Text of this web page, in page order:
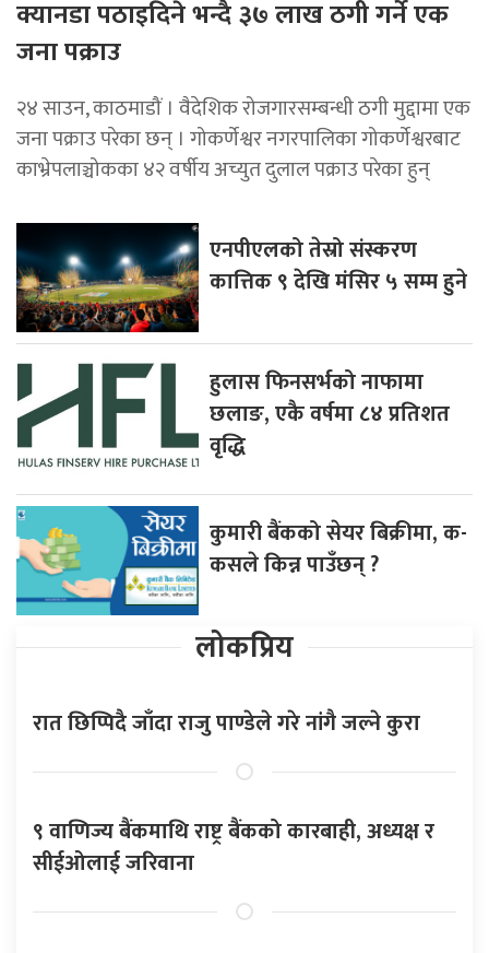
क्यानडा पठाइदिने भन्दै ३७ लाख ठगी गर्ने एक
जना पक्राउ
२४ साउन, काठमाडौं । वैदेशिक रोजगारसम्बन्धी ठगी मुद्दामा एक
जना पक्राउ परेका छन् । गोकर्णेश्वर नगरपालिका गोकर्णेश्वरबाट
काभ्रेपलाञ्चोकका ४२ वर्षीय अच्युत दुलाल पक्राउ परेका हुन्
एनपीएलको तेस्रो संस्करण
कात्तिक ९ देखि मंसिर ५ सम्म हुने
हुलास फिनसर्भको नाफामा
छलाङ, एकै वर्षमा ८४ प्रतिशत
वृद्धि
कुमारी बैंकको सेयर बिक्रीमा, क-
कसले किन्न पाउँछन् ?
लोकप्रिय
रात छिप्पिदै जाँदा राजु पाण्डेले गरे नांगै जल्ने कुरा
९ वाणिज्य बैंकमाथि राष्ट्र बैंकको कारबाही, अध्यक्ष र
सीईओलाई जरिवाना